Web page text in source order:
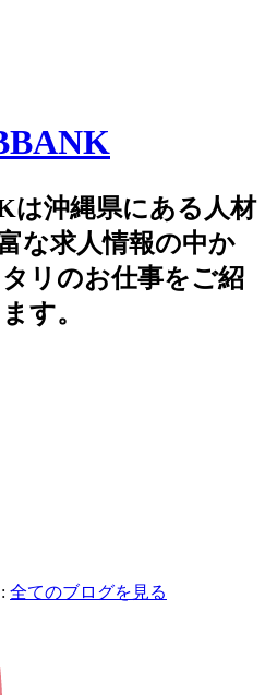
は沖縄県にある人材
な求人情報の中か
リのお仕事をご紹
す。
全てのブログを見る